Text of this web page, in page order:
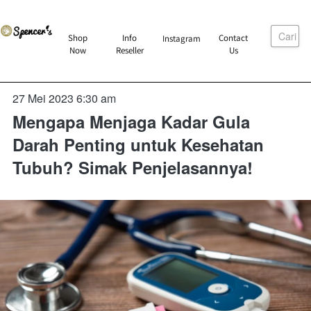
`
Shop
Now
` Info
Reseller
`Instagram `
Contact
Us
Cari
27 Mei 2023 6:30 am
Mengapa Menjaga Kadar Gula
Darah Penting untuk Kesehatan
Tubuh? Simak Penjelasannya!